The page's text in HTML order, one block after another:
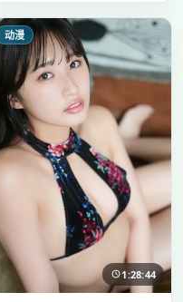
动漫
1:28:44